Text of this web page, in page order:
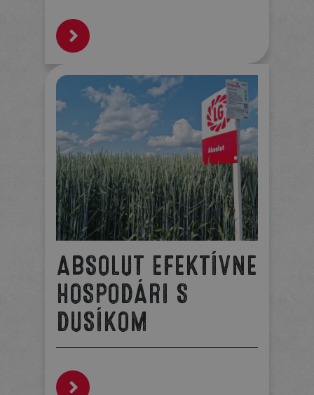
ABSOLUT EFEKTÍVNE
HOSPODÁRI S
DUSÍKOM